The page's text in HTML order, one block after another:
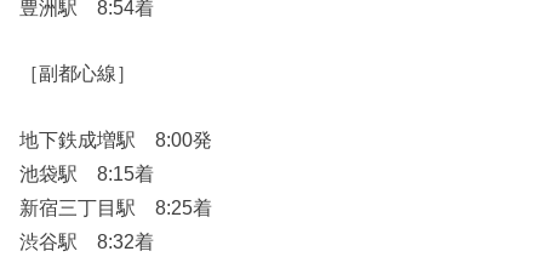
豊洲駅 8:54着
［副都心線］
地下鉄成増駅 8:00発
池袋駅 8:15着
新宿三丁目駅 8:25着
渋谷駅 8:32着